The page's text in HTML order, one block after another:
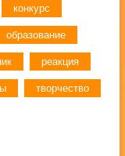
конкурс
образование
реакция
творчество